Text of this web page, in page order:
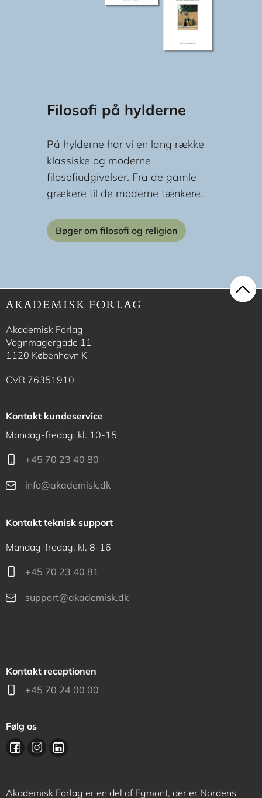
Filosofi på hylderne
På hylderne har vi en lang række
klassiske og moderne
filosofiudgivelser. Fra de gamle
grækere til de moderne tænkere.
Bøger om filosofi og religion
Akademisk Forlag
Vognmagergade 11
1120 København K
CVR 76351910
Kontakt kundeservice
Mandag-fredag: kl. 10-15
+45 70 23 40 80
info@akademisk.dk
Kontakt teknisk support
Mandag-fredag: kl. 8-16
+45 70 23 40 81
support@akademisk.dk
Kontakt receptionen
+45 70 24 00 00
Følg os
Akademisk Forlag er en del af Egmont, der er Nordens